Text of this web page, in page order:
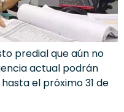
predial que aún no
actual podrán
el próximo 31 de